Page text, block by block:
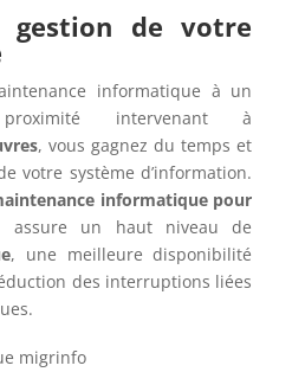
gestion de votre
informatique à un
intervenant à
, vous gagnez du temps et
votre système d’information.
informatique pour
assure un haut niveau de
, une meilleure disponibilité
des interruptions liées